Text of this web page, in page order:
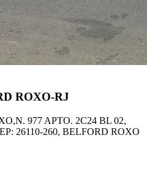
ROXO-RJ
977 APTO. 2C24 BL 02,
26110-260, BELFORD ROXO